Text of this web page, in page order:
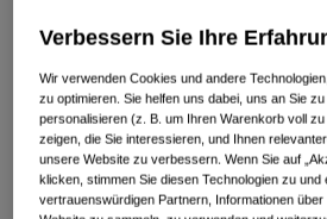
Alle anzeigen
Bekleidung
Rennrad Bekleidung
Mit austauschbaren Gläsern
Damen
Ersatzgläser
Alle anzeigen
Arc Short Mid Damen
Verbessern Sie Ihre
Wir verwenden Cookies und andere
zu optimieren. Sie helfen uns dabei, uns an Sie
personalisieren (z. B. um Ihren Warenkorb voll
zeigen, die Sie interessieren, und Ihnen
unsere Website zu verbessern. Wenn Sie auf
klicken, stimmen Sie diesen Technologien zu
vertrauenswürdigen Partnern, Informationen